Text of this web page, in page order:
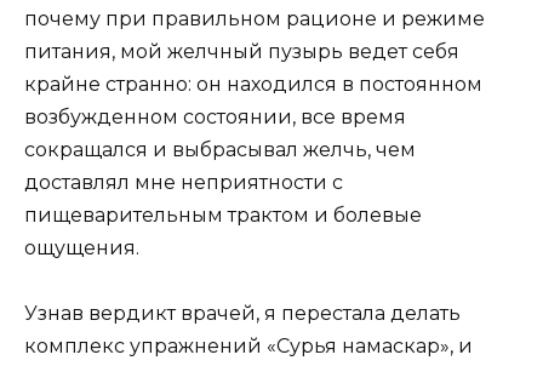
почему при правильном рационе и режиме
питания, мой желчный пузырь ведет себя
крайне странно: он находился в постоянном
возбужденном состоянии, все время
сокращался и выбрасывал желчь, чем
доставлял мне неприятности с
пищеварительным трактом и болевые
ощущения.
Узнав вердикт врачей, я перестала делать
комплекс упражнений «Сурья намаскар», и